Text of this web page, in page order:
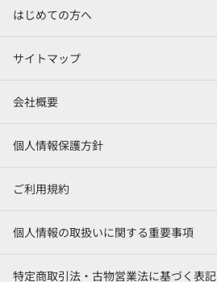
はじめての方へ
サイトマップ
会社概要
個人情報保護方針
ご利用規約
個人情報の取扱いに関する重要事項
特定商取引法・古物営業法に基づく表記